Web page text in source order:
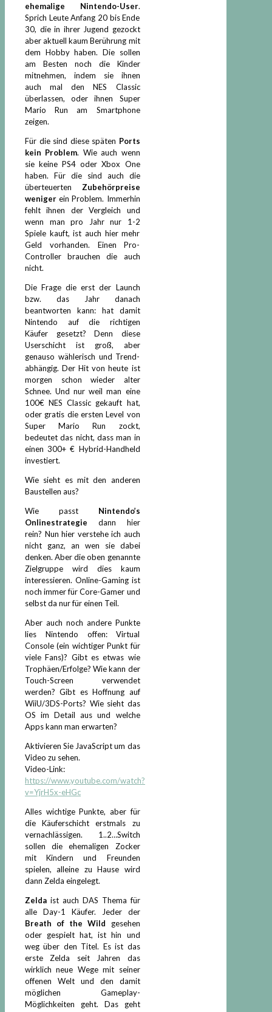
ehemalige Nintendo-User.
Sprich Leute Anfang 20 bis Ende
30, die in ihrer Jugend gezockt
aber aktuell kaum Berührung mit
dem Hobby haben. Die sollen
am Besten noch die Kinder
mitnehmen, indem sie ihnen
auch mal den NES Classic
überlassen, oder ihnen Super
Mario Run am Smartphone
zeigen.
Für die sind diese späten Ports
kein Problem. Wie auch wenn
sie keine PS4 oder Xbox One
haben. Für die sind auch die
überteuerten Zubehörpreise
weniger ein Problem. Immerhin
fehlt ihnen der Vergleich und
wenn man pro Jahr nur 1-2
Spiele kauft, ist auch hier mehr
Geld vorhanden. Einen Pro-
Controller brauchen die auch
nicht.
Die Frage die erst der Launch
bzw. das Jahr danach
beantworten kann: hat damit
Nintendo auf die richtigen
Käufer gesetzt? Denn diese
Userschicht ist groß, aber
genauso wählerisch und Trend-
abhängig. Der Hit von heute ist
morgen schon wieder alter
Schnee. Und nur weil man eine
100€ NES Classic gekauft hat,
oder gratis die ersten Level von
Super Mario Run zockt,
bedeutet das nicht, dass man in
einen 300+ € Hybrid-Handheld
investiert.
Wie sieht es mit den anderen
Baustellen aus?
Wie passt Nintendo’s
Onlinestrategie dann hier
rein? Nun hier verstehe ich auch
nicht ganz, an wen sie dabei
denken. Aber die oben genannte
Zielgruppe wird dies kaum
interessieren. Online-Gaming ist
noch immer für Core-Gamer und
selbst da nur für einen Teil.
Aber auch noch andere Punkte
lies Nintendo offen: Virtual
Console (ein wichtiger Punkt für
viele Fans)? Gibt es etwas wie
Trophäen/Erfolge? Wie kann der
Touch-Screen verwendet
werden? Gibt es Hoffnung auf
WiiU/3DS-Ports? Wie sieht das
OS im Detail aus und welche
Apps kann man erwarten?
Aktivieren Sie JavaScript um das
Video zu sehen.
Video-Link:
https://www.youtube.com/watch?
v=YjrH5x-eHGc
Alles wichtige Punkte, aber für
die Käuferschicht erstmals zu
vernachlässigen. 1..2…Switch
sollen die ehemaligen Zocker
mit Kindern und Freunden
spielen, alleine zu Hause wird
dann Zelda eingelegt.
Zelda ist auch DAS Thema für
alle Day-1 Käufer. Jeder der
Breath of the Wild gesehen
oder gespielt hat, ist hin und
weg über den Titel. Es ist das
erste Zelda seit Jahren das
wirklich neue Wege mit seiner
offenen Welt und den damit
möglichen Gameplay-
Möglichkeiten geht. Das geht